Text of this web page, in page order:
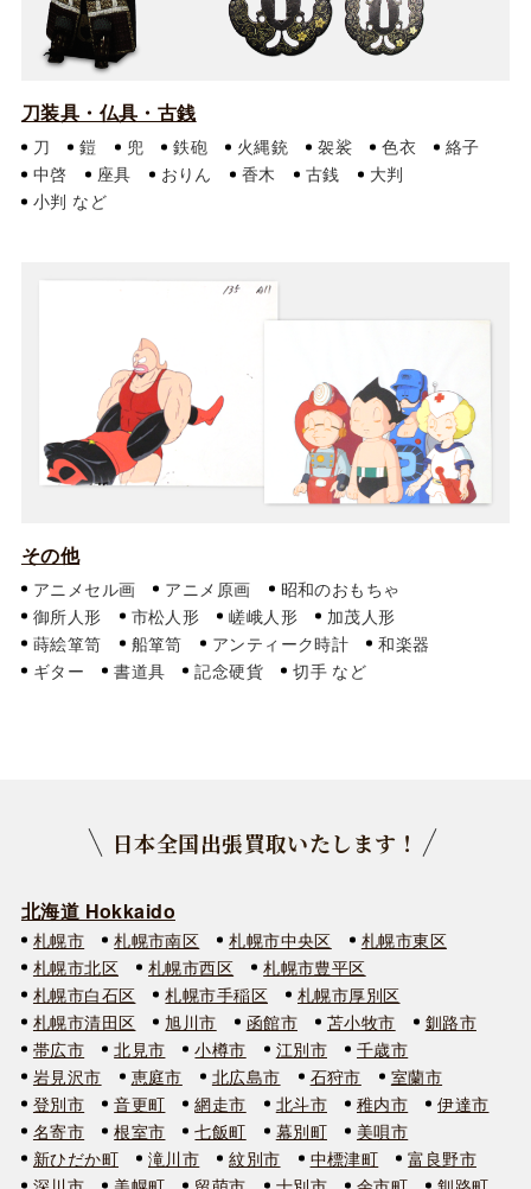
刀装具・仏具・古銭
刀 鎧 兜 鉄砲 火縄銃 袈裟 色衣
絡子
中啓
座具 おりん 香木 古銭
大判
小判
その他
アニメセル画 アニメ原画
昭和のおもちゃ
御所人形
市松人形 嵯峨人形
加茂人形
蒔絵箪笥
船箪笥 アンティーク時計
和楽器
ギター
書道具 記念硬貨 切手
日本全国出張買取いたします！
北海道 Hokkaido
札幌市 札幌市南区 札幌市中央区
札幌市東区
札幌市北区
札幌市西区
札幌市豊平区
札幌市白石区
札幌市手稲区
札幌市厚別区
札幌市清田区
旭川市 函館市 苫小牧市
釧路市
帯広市
北見市 小樽市 江別市
千歳市
岩見沢市
恵庭市 北広島市 石狩市
室蘭市
登別市
音更町 網走市 北斗市 稚内市
伊達市
名寄市
根室市 七飯町 幕別町
美唄市
新ひだか町
滝川市 紋別市 中標津町
富良野市